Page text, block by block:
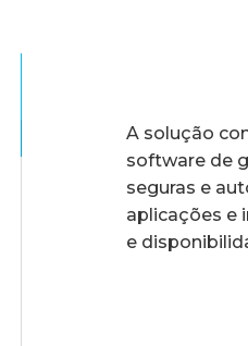
A solução
software de
seguras e
aplicações e
e